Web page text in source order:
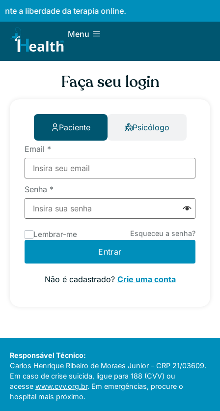
a liberdade da terapia online.
Menu
Faça seu login
Paciente Psicólogo
Email *
Senha *
Lembrar-me Esqueceu a senha?
Entrar
Não é cadastrado? Crie uma conta
Responsável Técnico:
Carlos Henrique Ribeiro de Moraes Junior – CRP 21/03609.
Em caso de crise suicida, ligue para 188 (CVV) ou
acesse www.cvv.org.br. Em emergências, procure o
hospital mais próximo.